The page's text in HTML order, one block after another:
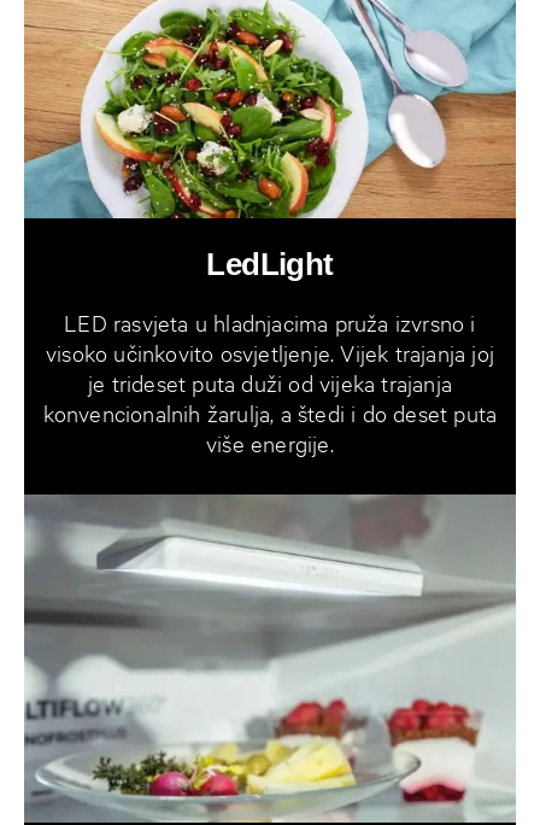
LedLight
LED rasvjeta u hladnjacima pruža izvrsno i
visoko učinkovito osvjetljenje. Vijek trajanja joj
je trideset puta duži od vijeka trajanja
konvencionalnih žarulja, a štedi i do deset puta
više energije.